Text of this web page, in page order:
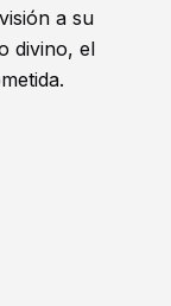
a su
divino, el